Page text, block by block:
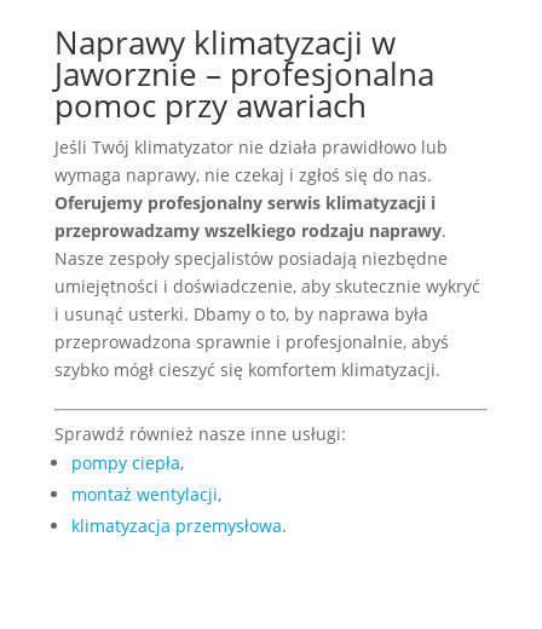
Naprawy klimatyzacji w
Jaworznie – profesjonalna
pomoc przy awariach
Jeśli Twój klimatyzator nie działa prawidłowo lub
wymaga naprawy, nie czekaj i zgłoś się do nas.
Oferujemy profesjonalny serwis klimatyzacji i
przeprowadzamy wszelkiego rodzaju naprawy.
Nasze zespoły specjalistów posiadają niezbędne
umiejętności i doświadczenie, aby skutecznie wykryć
i usunąć usterki. Dbamy o to, by naprawa była
przeprowadzona sprawnie i profesjonalnie, abyś
szybko mógł cieszyć się komfortem klimatyzacji.
Sprawdź również nasze inne usługi:
pompy ciepła,
montaż wentylacji,
klimatyzacja przemysłowa.